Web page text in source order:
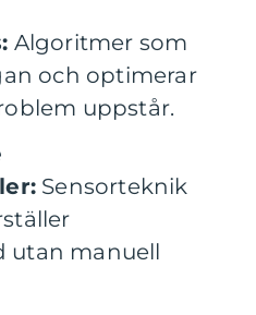
Algoritmer som
och optimerar
uppstår.
Sensorteknik
utan manuell